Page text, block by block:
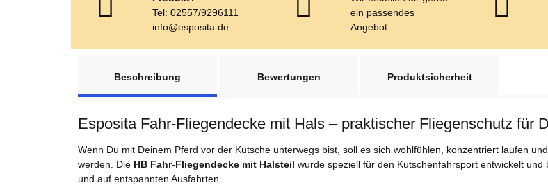
Tel: 02557/9296111
info@esposita.de
ein passendes
Angebot.
Beschreibung
Bewertungen Produktsicherheit
Esposita Fahr-Fliegendecke mit Hals – praktischer Fliegenschutz für
Wenn Du mit Deinem Pferd vor der Kutsche unterwegs bist, soll es sich wohlfühlen, konzentriert laufen
werden. Die HB Fahr-Fliegendecke mit Halsteil wurde speziell für den Kutschenfahrsport entwickelt
und auf entspannten Ausfahrten.